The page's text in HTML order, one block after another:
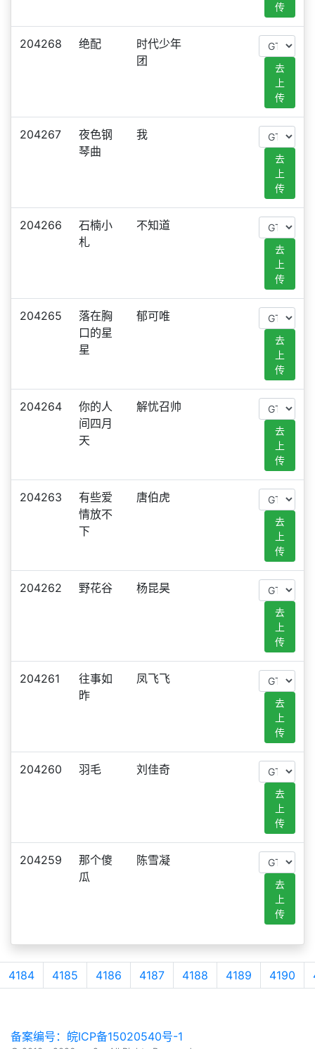
传
204268 绝配
时代少年
团
去
上
传
204267
夜色钢
琴曲
我
去
上
传
204266
石楠小
札
不知道
去
上
传
204265
落在胸
口的星
星
郁可唯
去
上
传
204264
你的人
间四月
天
解忧召帅
去
上
传
204263
有些爱
情放不
下
唐伯虎
去
上
传
204262 野花谷 杨昆昊
去
上
传
204261
往事如
昨
凤飞飞
去
上
传
204260 羽毛 刘佳奇
去
上
传
204259
那个傻
瓜
陈雪凝
去
上
传
4184 4185 4186 4187 4188 4189 4190
备案编号：皖ICP备15020540号-1